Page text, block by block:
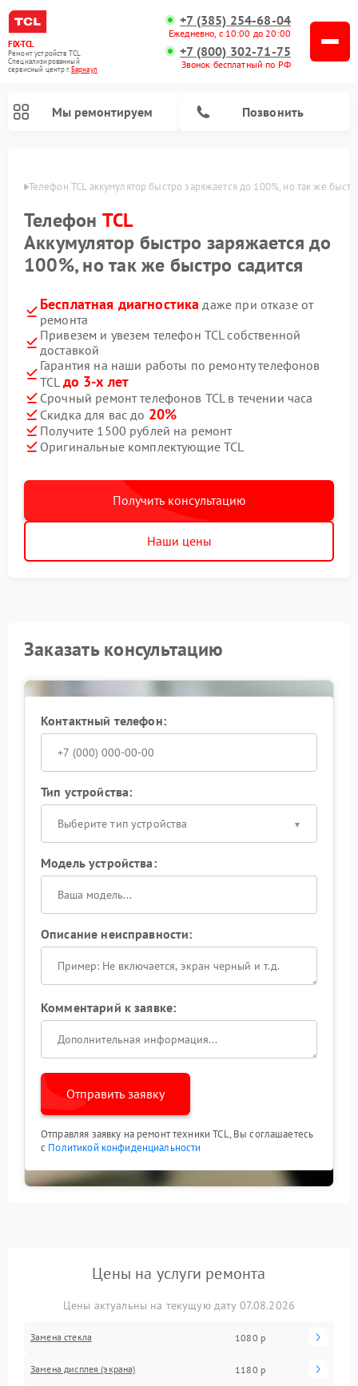
FIX-TCL
Ремонт устройств TCL
Специализированный
cервисный центр г.Барнаул
+7 (385) 254-68-04
Ежедневно, с 10:00 до 20:00
+7 (800) 302-71-75
Звонок бесплатный по РФ
Мы ремонтируем Позвонить
Телефон TCL аккумулятор быстро заряжается до 100%, но так же
Телефон TCL
Аккумулятор быстро заряжается до
100%, но так же быстро садится
Бесплатная диагностика даже при отказе от
ремонта
Привезем и увезем телефон TCL собственной
доставкой
Гарантия на наши работы по ремонту телефонов
TCL до 3-х лет
Срочный ремонт телефонов TCL в течении часа
Скидка для вас до 20%
Получите 1500 рублей на ремонт
Оригинальные комплектующие TCL
Получить консультацию
Наши цены
Заказать консультацию
Контактный телефон:
Тип устройства:
Выберите тип устройства
Модель устройства:
Описание неисправности:
Комментарий к заявке:
Отправить заявку
Отправляя заявку на ремонт техники TCL, Вы соглашаетесь
с Политикой конфиденциальности
Цены на услуги ремонта
Цены актуальны на текущую дату 07.08.2026
Замена стекла 1080 р
Замена дисплея (экрана) 1180 р